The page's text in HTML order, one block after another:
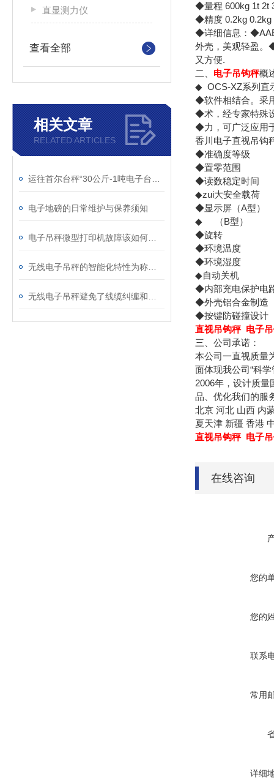
直显测力仪
查看全部
相关文章
RELATED ARTICLES
电子地磅的日常维护与保养须知
◆量程 600kg 1t 2t
◆精度 0.2kg 0.2kg
◆详细信息：
外壳，美观轻盈。
又方便.
二、 电子吊钩秤概
◆ OCS-XZ系列直
◆软件相结合。采
◆术，经专家特殊
◆力，可广泛应用
香川电子直视吊钩
◆准确度等级
◆置零范
◆读数稳定时
◆zui大安全载
◆显示屏（A型）
◆ （B型）
◆旋转 360度
◆环境温度
◆环境湿度
◆自动关机 吊秤
◆内部充电保护
◆外壳铝合金制
◆按键防碰撞设
直视吊钩秤 电子
三、公司承诺：
本公司一直视质量
面体现我公司“科
2006年，设计质量
品、优化我们的
北京 河北 山西 内
夏天津 新疆 香港
直视吊钩秤 电子
在线咨询
您的
您的
联系
常用
详细